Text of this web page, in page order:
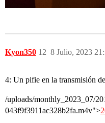
Kyon350 8 Julio, 2023
12
4: Un pifie en la transmisión
/uploads/monthly_2023_07/
043f9f3911ac328b2fa.m4v">